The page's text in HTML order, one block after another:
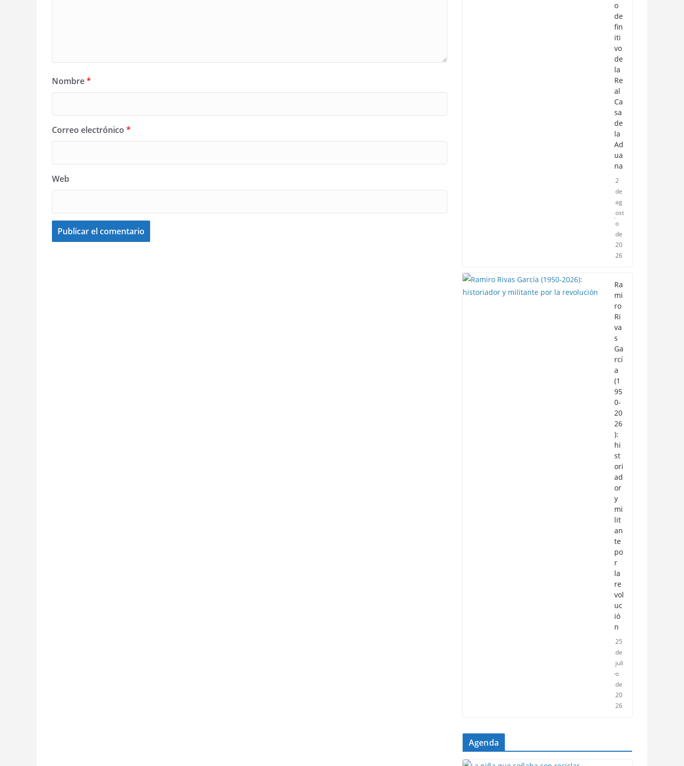
Nombre*
Correo electrónico *
Web
o
de
fin
iti
vo
de
la
Re
al
Ca
sa
de
la
Ad
ua
na
2
de
ag
ost
o
de
20
26
Ra
mi
ro
Ri
va
s
Ga
rcí
a
(1
95
0-
20
26
):
hi
st
ori
ad
or
y
mi
lit
an
te
po
r
la
re
vol
uc
ió
n
25
de
juli
o
de
20
26
Agenda